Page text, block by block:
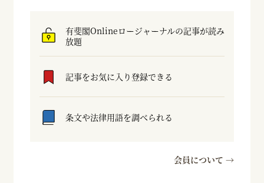
有斐閣Onlineロージャーナルの記事が読み
放題
記事をお気に入り登録できる
条文や法律用語を調べられる
会員について →